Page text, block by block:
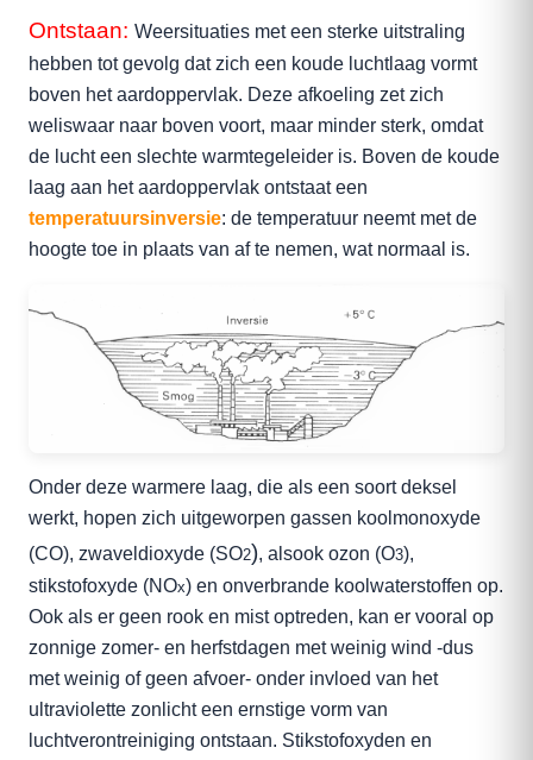
Ontstaan: Weersituaties met een sterke uitstraling
hebben tot gevolg dat zich een koude luchtlaag vormt
boven het aardoppervlak. Deze afkoeling zet zich
weliswaar naar boven voort, maar minder sterk, omdat
de lucht een slechte warmtegeleider is. Boven de koude
laag aan het aardoppervlak ontstaat een
temperatuursinversie: de temperatuur neemt met de
hoogte toe in plaats van af te nemen, wat normaal is.
Onder deze warmere laag, die als een soort deksel
werkt, hopen zich uitgeworpen gassen koolmonoxyde
(CO), zwaveldioxyde (SO2), alsook ozon (O3),
stikstofoxyde (NOx) en onverbrande koolwaterstoffen op.
Ook als er geen rook en mist optreden, kan er vooral op
zonnige zomer- en herfstdagen met weinig wind -dus
met weinig of geen afvoer- onder invloed van het
ultraviolette zonlicht een ernstige vorm van
luchtverontreiniging ontstaan. Stikstofoxyden en